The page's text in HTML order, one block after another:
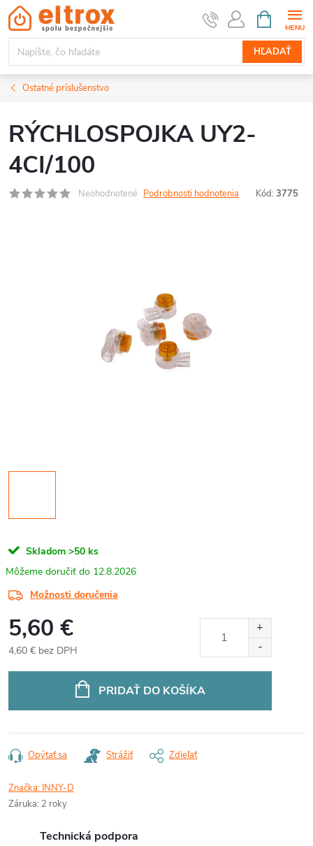
Prejsť
na
obsah
HĽADAŤ
KOŠÍK
Ostatné príslušenstvo
RÝCHLOSPOJKA UY2-
4CI/100
Neohodnotené Podrobnosti hodnotenia Kód: 3775
Skladom >50 ks
12.8.2026
Možnosti doručenia
5,60 €
4,60 € bez DPH
PRIDAŤ DO KOŠÍKA
Opýtať sa Strážiť Zdieľať
Značka: INNY-D
Záruka: 2 roky
Technická podpora